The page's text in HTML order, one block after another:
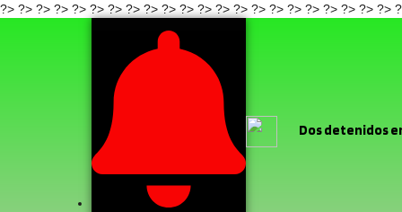
?> ?> ?> ?> ?> ?> ?> ?> ?> ?> ?> ?> ?> ?> ?> ?> ?> ?> ?> ?> ?> ?>
Dos detenidos